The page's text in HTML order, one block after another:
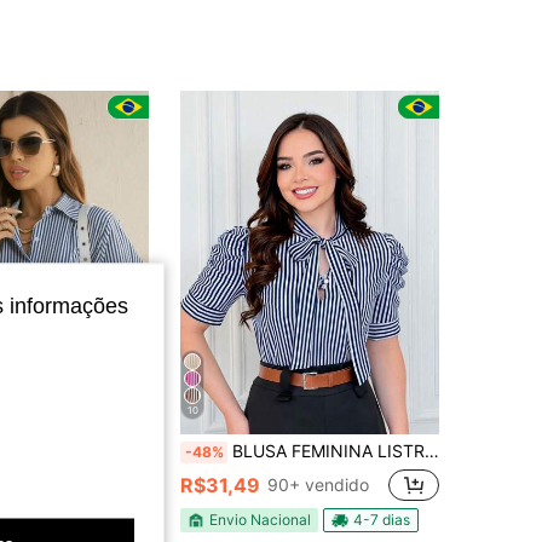
4,81
10
-48% BLUSA FEMININA LISTRADA COM LAÇO E BOTÃO MODA FEMININA
R$31,49 90+ vendido
Envio Nacional 4-7 dias
informações